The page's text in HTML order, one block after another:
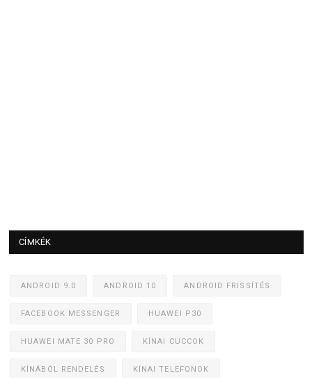
CÍMKÉK
ANDROID 9.0 ANDROID 10 ANDROID FRISSÍTÉS
FACEBOOK MESSENGER HUAWEI P30
HUAWEI MATE 30 PRO KÍNAI CUCCOK
KÍNÁBÓL RENDELÉS KÍNAI TELEFONOK